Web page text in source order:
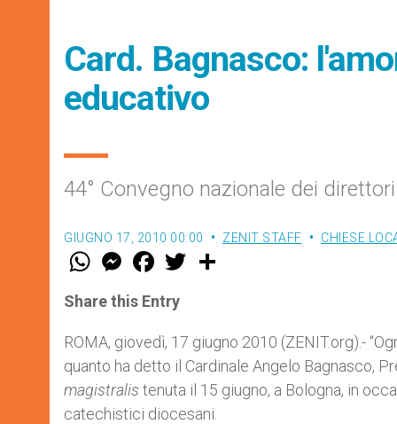
Card. Bagnasco:
educativo
44° Convegno nazionale dei
GIUGNO 17, 2010 00:00 ZENIT STAFF CHIESE
W
t
s
p
p
M
e
s
e
g
e
r
F
a
e
b
o
k
w
r
Share this Entry
ROMA, giovedì, 17 giugno 2010 (ZENIT.org).-
quanto ha detto il Cardinale Angelo Bagnasco,
magistralis tenuta il 15 giugno, a Bologna, in
catechistici diocesani.